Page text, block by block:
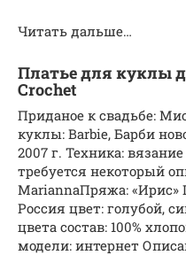
Читать дальше…
Платье для куклы
Crochet
Приданое к свадьбе:
куклы: Barbie, Барби
2007 г. Техника:
требуется некоторый
MariannaПряжа:
Россия цвет: голубой,
цвета состав: 100%
модели: интернет